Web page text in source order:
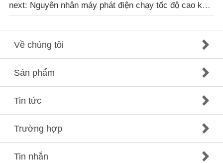
next: Nguyên nhân máy phát điện chạy tốc độ cao không ổn định và cách khắc phục?
Về chúng tôi
Sản phẩm
Tin tức
Trường hợp
Tin nhắn